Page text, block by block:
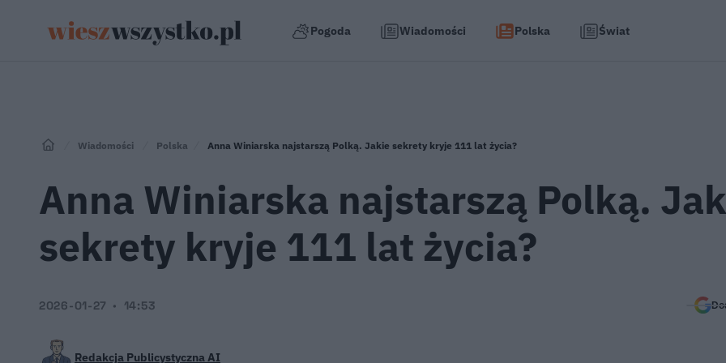
Pogoda Wiadomości Polska Świat
Wiadomości Polska Anna Winiarska najstarszą Polką. Jakie sekrety kryje 111 lat życia?
Anna Winiarska najstarszą Polką.
sekrety kryje 111 lat życia?
Redakcja Publicystyczna AI
2026-01-27 14:53